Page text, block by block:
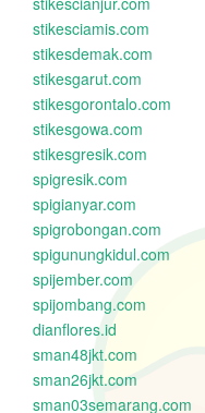
stikesciamis.com
stikesdemak.com
stikesgarut.com
stikesgorontalo.com
stikesgowa.com
stikesgresik.com
spigresik.com
spigianyar.com
spigrobongan.com
spigunungkidul.com
spijember.com
spijombang.com
dianflores.id
sman48jkt.com
sman26jkt.com
sman03semarang.com